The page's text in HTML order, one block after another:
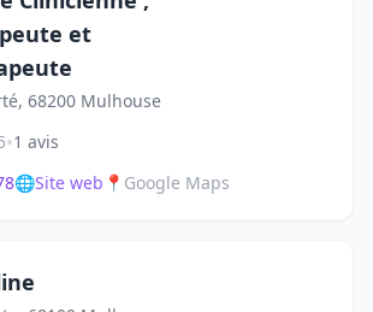
et
68200 Mulhouse
•1 avis
🌐Site web 📍 Google Maps